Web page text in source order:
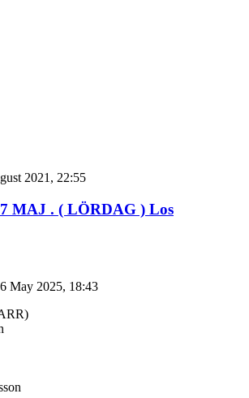
2021, 22:55
MAJ . ( LÖRDAG ) Los
May 2025, 18:43